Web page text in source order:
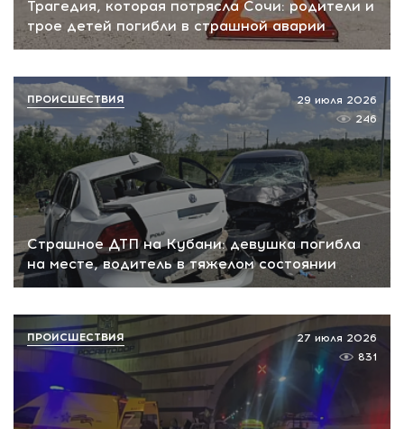
Трагедия, которая потрясла Сочи: родители и
трое детей погибли в страшной аварии
Страшное ДТП на Кубани: девушка погибла
на месте, водитель в тяжелом состоянии
29 июля 2026
246
ПРОИСШЕСТВИЯ
27 июля 2026
831
ПРОИСШЕСТВИЯ